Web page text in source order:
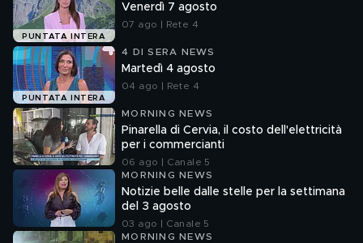
PUNTATA INTERA
Venerdì 7 agosto
07 ago | Rete 4
PUNTATA INTERA
4 DI SERA NEWS
Martedì 4 agosto
04 ago | Rete 4
MORNING NEWS
Pinarella di Cervia, il costo dell'elettricità
per i commercianti
06 ago | Canale 5
MORNING NEWS
Notizie belle dalle stelle per la settimana
del 3 agosto
03 ago | Canale 5
MORNING NEWS